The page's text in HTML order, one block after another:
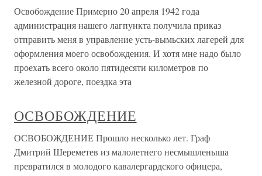
Освобождение Примерно 20 апреля 1942 года
администрация нашего лагпункта получила приказ
отправить меня в управление усть-вымьских лагерей для
оформления моего освобождения. И хотя мне надо было
проехать всего около пятидесяти километров по
железной дороге, поездка эта
ОСВОБОЖДЕНИЕ
ОСВОБОЖДЕНИЕ Прошло несколько лет. Граф
Дмитрий Шереметев из малолетнего несмышленыша
превратился в молодого кавалергардского офицера,